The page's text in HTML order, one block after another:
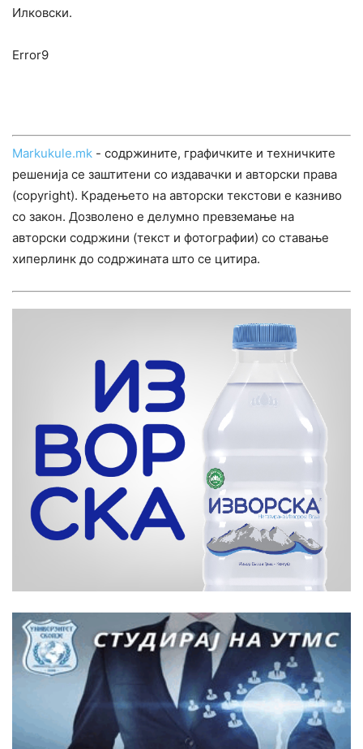
Илковски.
Error9
Markukule.mk - содржините, графичките и техничките
решенија се заштитени со издавачки и авторски права
(copyright). Крадењето на авторски текстови е казниво
со закон. Дозволено е делумно превземање на
авторски содржини (текст и фотографии) со ставање
хиперлинк до содржината што се цитира.